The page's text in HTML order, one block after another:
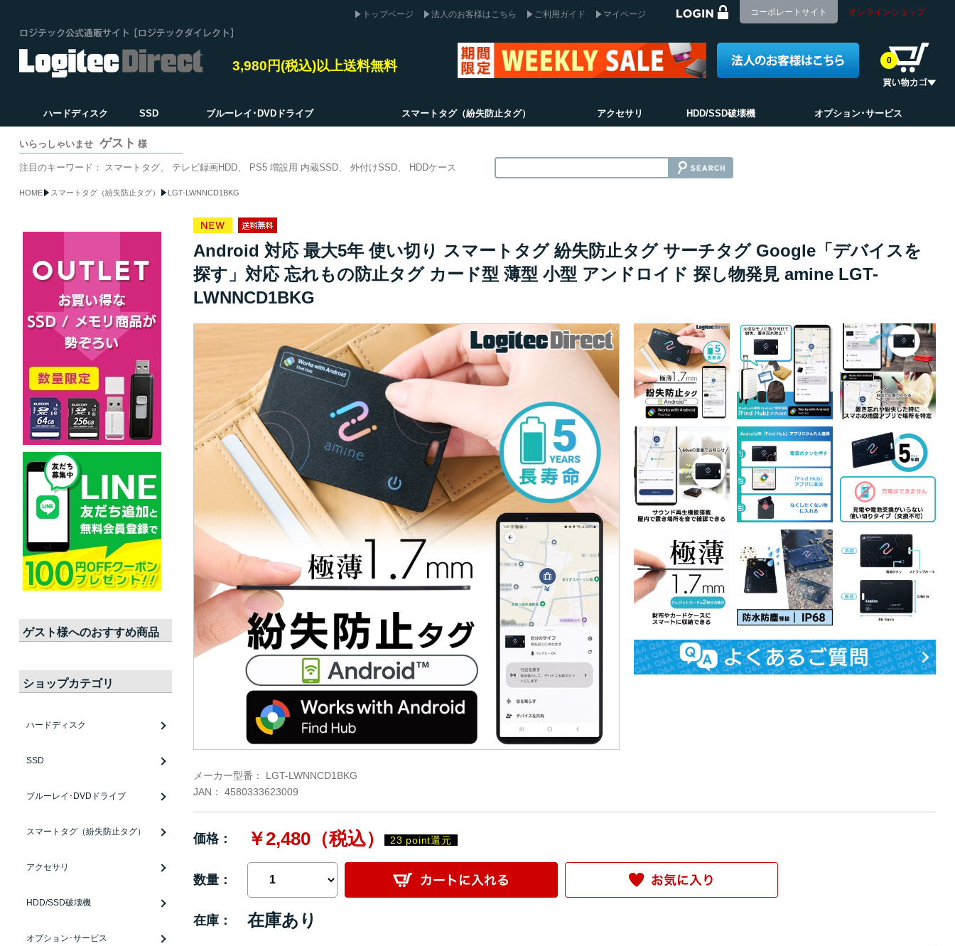
トップページ 法人のお客様はこちら ご利用ガイド マイページ コーポレートサイト オンラインショップ
3,980円(税込)以上送料無料 0
ハードディスク SSD ブルーレイ･DVDドライブ スマートタグ（紛失防止タグ） アクセサリ HDD/SSD破壊機 オプション･サービス
いらっしゃいませ ゲスト 様
注目のキーワード： スマートタグ テレビ録画HDD PS5 増設用 内蔵SSD 外付けSSD HDDケース
HOME スマートタグ（紛失防止タグ） LGT-LWNNCD1BKG
Android 対応 最大5年 使い切り スマートタグ 紛失防止タグ サーチタグ Google「デバイスを
探す」対応 忘れもの防止タグ カード型 薄型 小型 アンドロイド 探し物発見 amine LGT-
LWNNCD1BKG
メーカー型番：
LGT-LWNNCD1BKG
JAN：
4580333623009
価格： ￥2,480 （税込） 23 point還元
数量：
在庫： 在庫あり
ゲスト様へのおすすめ商品
ショップカテゴリ
ハードディスク
SSD
ブルーレイ･DVDドライブ
スマートタグ（紛失防止タグ）
アクセサリ
HDD/SSD破壊機
オプション･サービス